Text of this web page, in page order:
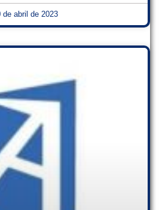
de abril de 2023